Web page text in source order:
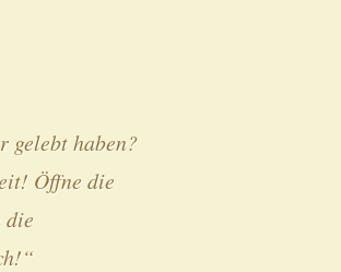
gelebt haben?
Öffne die
die